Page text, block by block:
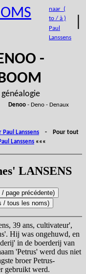
naar (
to / à )
Paul
Lanssens
-
Denoo- Deno - Denaux
Paul Lanssens - Pour tout
Lanssens «««
LANSENS
39 ans, cultivateur',
Hij was ongehuwd, en
in de boerderij van
'Petrus' werd dus niet
broer Petrus-
gebruikt werd.